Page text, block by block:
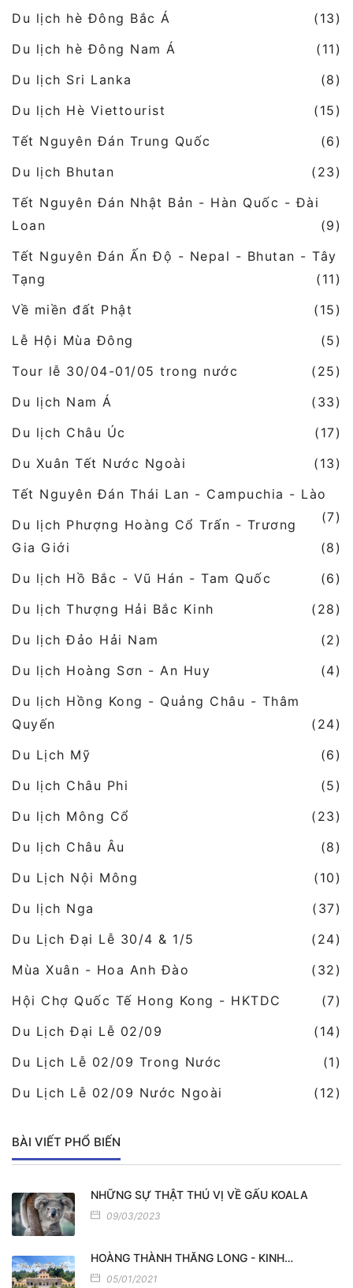
Du lịch hè Đông Bắc Á
(13)
Du lịch hè Đông Nam Á
(11)
Du lịch Sri Lanka
(8)
Du lịch Hè Viettourist
(15)
Tết Nguyên Đán Trung Quốc
(6)
Du lịch Bhutan
(23)
Tết Nguyên Đán Nhật Bản - Hàn Quốc - Đài
Loan
(9)
Tết Nguyên Đán Ấn Độ - Nepal - Bhutan - Tây
Tạng
(11)
Về miền đất Phật
(15)
Lễ Hội Mùa Đông
(5)
Tour lễ 30/04-01/05 trong nước
(25)
Du lịch Nam Á
(33)
Du lịch Châu Úc
(17)
Du Xuân Tết Nước Ngoài
(13)
Tết Nguyên Đán Thái Lan - Campuchia - Lào
(7)
Du lịch Phượng Hoàng Cổ Trấn - Trương
Gia Giới
(8)
Du lịch Hồ Bắc - Vũ Hán - Tam Quốc
(6)
Du lịch Thượng Hải Bắc Kinh
(28)
Du lịch Đảo Hải Nam
(2)
Du lịch Hoàng Sơn - An Huy
(4)
Du lịch Hồng Kong - Quảng Châu - Thâm
Quyến
(24)
Du Lịch Mỹ
(6)
Du lịch Châu Phi
(5)
Du lịch Mông Cổ
(23)
Du lịch Châu Âu
(8)
Du Lịch Nội Mông
(10)
Du lịch Nga
(37)
Du Lịch Đại Lễ 30/4 & 1/5
(24)
Mùa Xuân - Hoa Anh Đào
(32)
Hội Chợ Quốc Tế Hong Kong - HKTDC
(7)
Du Lịch Đại Lễ 02/09
(14)
Du Lịch Lễ 02/09 Trong Nước
(1)
Du Lịch Lễ 02/09 Nước Ngoài
(12)
BÀI VIẾT PHỔ BIẾN
NHỮNG SỰ THẬT THÚ VỊ VỀ GẤU KOALA
09/03/2023
HOÀNG THÀNH THĂNG LONG - KINH…
05/01/2021